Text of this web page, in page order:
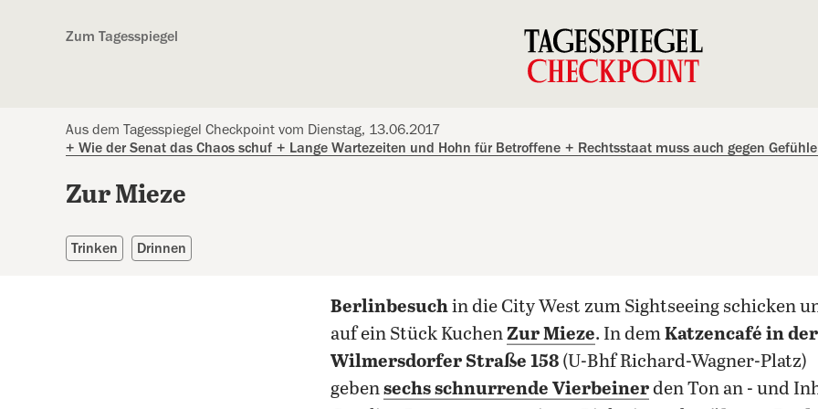
Zum Tagesspiegel
Aus dem Tagesspiegel Checkpoint vom Dienstag, 13.06.2017
+ Wie der Senat das Chaos schuf + Lange Wartezeiten und Hohn für Betroffene + Rechtsstaat muss auch gegen
Zur Mieze
Trinken Drinnen
Berlinbesuchin die City West zum Sightseeing schicken
auf ein Stück KuchenZur Mieze. In demKatzencafé in der
Wilmersdorfer Straße 158 (U-Bhf Richard-Wagner-Platz)
gebensechs schnurrende Vierbeinerden Ton an - und